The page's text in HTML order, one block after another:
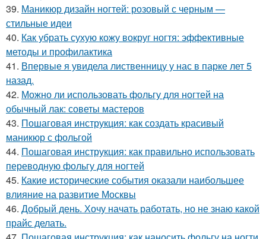
39. Маникюр дизайн ногтей: розовый с черным —
стильные идеи
40. Как убрать сухую кожу вокруг ногтя: эффективные
методы и профилактика
41. Впервые я увидела лиственницу у нас в парке лет 5
назад.
42. Можно ли использовать фольгу для ногтей на
обычный лак: советы мастеров
43. Пошаговая инструкция: как создать красивый
маникюр с фольгой
44. Пошаговая инструкция: как правильно использовать
переводную фольгу для ногтей
45. Какие исторические события оказали наибольшее
влияние на развитие Москвы
46. Добрый день. Хочу начать работать, но не знаю какой
прайс делать.